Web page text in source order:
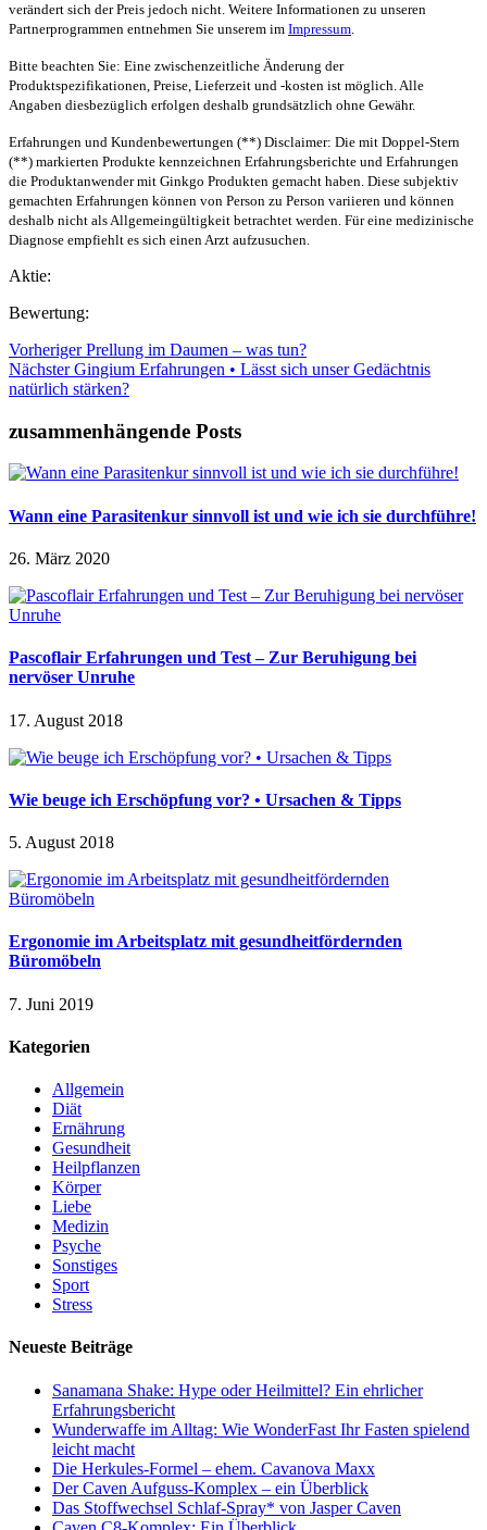
verändert sich der Preis jedoch nicht. Weitere Informationen zu unseren
Partnerprogrammen entnehmen Sie unserem im Impressum.
Bitte beachten Sie: Eine zwischenzeitliche Änderung der
Produktspezifikationen, Preise, Lieferzeit und -kosten ist möglich. Alle
Angaben diesbezüglich erfolgen deshalb grundsätzlich ohne Gewähr.
Erfahrungen und Kundenbewertungen (**) Disclaimer: Die mit Doppel-Stern
(**) markierten Produkte kennzeichnen Erfahrungsberichte und Erfahrungen
die Produktanwender mit Ginkgo Produkten gemacht haben. Diese subjektiv
gemachten Erfahrungen können von Person zu Person variieren und können
deshalb nicht als Allgemeingültigkeit betrachtet werden. Für eine medizinische
Diagnose empfiehlt es sich einen Arzt aufzusuchen.
Aktie:
Bewertung:
Vorheriger Prellung im Daumen – was tun?
Nächster Gingium Erfahrungen • Lässt sich unser Gedächtnis
natürlich stärken?
zusammenhängende Posts
Wann eine Parasitenkur sinnvoll ist und wie ich sie durchführe!
26. März 2020
Pascoflair Erfahrungen und Test – Zur Beruhigung bei
nervöser Unruhe
17. August 2018
Wie beuge ich Erschöpfung vor? • Ursachen & Tipps
5. August 2018
Ergonomie im Arbeitsplatz mit gesundheitfördernden
Büromöbeln
7. Juni 2019
Kategorien
Allgemein
Diät
Ernährung
Gesundheit
Heilpflanzen
Körper
Liebe
Medizin
Psyche
Sonstiges
Sport
Stress
Neueste Beiträge
Sanamana Shake: Hype oder Heilmittel? Ein ehrlicher
Erfahrungsbericht
Wunderwaffe im Alltag: Wie WonderFast Ihr Fasten spielend
leicht macht
Die Herkules-Formel – ehem. Cavanova Maxx
Der Caven Aufguss-Komplex – ein Überblick
Das Stoffwechsel Schlaf-Spray* von Jasper Caven